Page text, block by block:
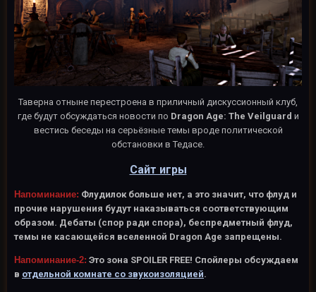
Таверна отныне перестроена в приличный дискуссионный клуб,
где будут обсуждаться новости по Dragon Age: The Veilguard и
вестись беседы на серьёзные темы вроде политической
обстановки в Тедасе.
Сайт игры
Напоминание: Флудилок больше нет, а это значит, что флуд и
прочие нарушения будут наказываться соответствующим
образом. Дебаты (спор ради спора), беспредметный флуд,
темы не касающейся вселенной Dragon Age запрещены.
Напоминание-2: Это зона SPOILER FREE! Спойлеры обсуждаем
в отдельной комнате со звукоизоляцией.